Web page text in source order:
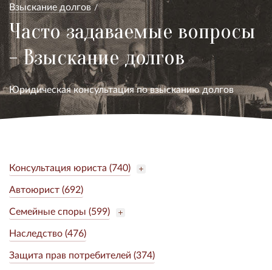
Взыскание долгов
Часто задаваемые вопросы
- Взыскание долгов
Юридическая консультация по взысканию долгов
Консультация юриста (740)
Автоюрист (692)
Семейные споры (599)
Наследство (476)
Защита прав потребителей (374)